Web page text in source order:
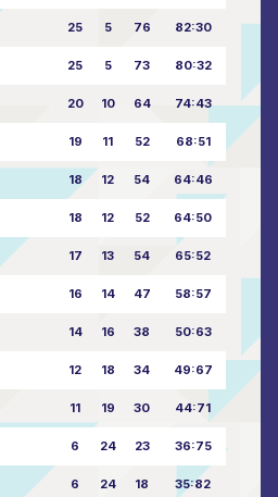
25 5 76 82:30
25 5 73 80:32
20 10 64 74:43
19 11 52 68:51
18 12 54 64:46
18 12 52 64:50
17 13 54 65:52
16 14 47 58:57
14 16 38 50:63
12 18 34 49:67
11 19 30 44:71
6 24 23 36:75
6 24 18 35:82